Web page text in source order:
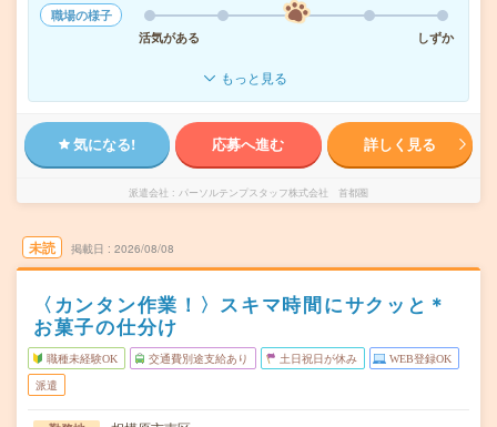
職場の様子
活気がある
しずか
もっと見る
気になる! 応募へ進む 詳しく見る
派遣会社 パーソルテンプスタッフ株式会社 首都圏
未読 掲載日 2026/08/08
〈カンタン作業！〉スキマ時間にサクッと＊
お菓子の仕分け
職種未経験OK 交通費別途支給あり 土日祝日が休み WEB登録OK
派遣